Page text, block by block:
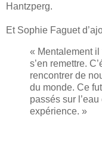
Hantzperg.
Et Sophie Faguet
« Mentalement
s’en remettre.
rencontrer de
du monde. Ce
passés sur
expérience. »